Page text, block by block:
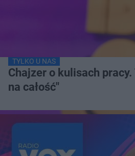
TYLKO U NAS
Chajzer o kulisach
na całość"